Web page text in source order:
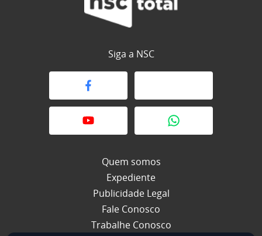
Siga a NSC
Quem somos
Expediente
Publicidade Legal
Fale Conosco
Trabalhe Conosco